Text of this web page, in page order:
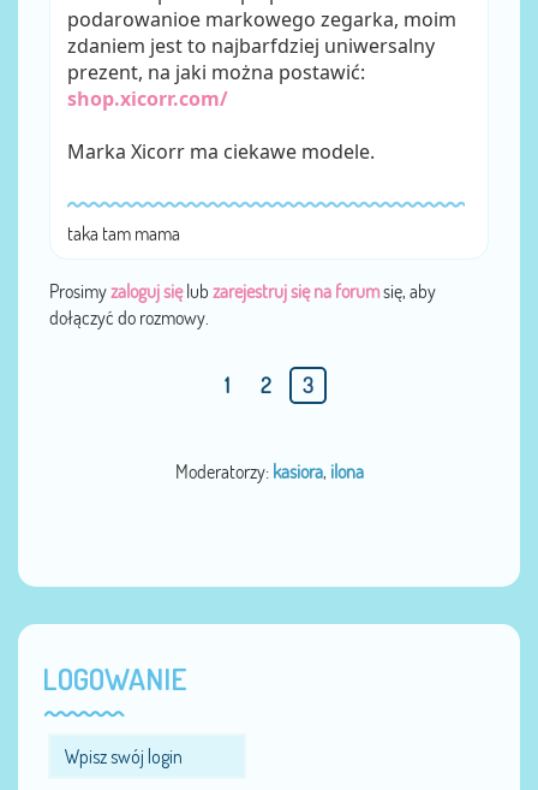
podarowanioe markowego zegarka, moim
zdaniem jest to najbarfdziej uniwersalny
prezent, na jaki można postawić:
shop.xicorr.com/
Marka Xicorr ma ciekawe modele.
taka tam mama
Prosimyzaloguj sięlub zarejestruj się na forumsię, aby
dołączyć do rozmowy.
1 2 3
Moderatorzy: kasiora, ilona
LOGOWANIE